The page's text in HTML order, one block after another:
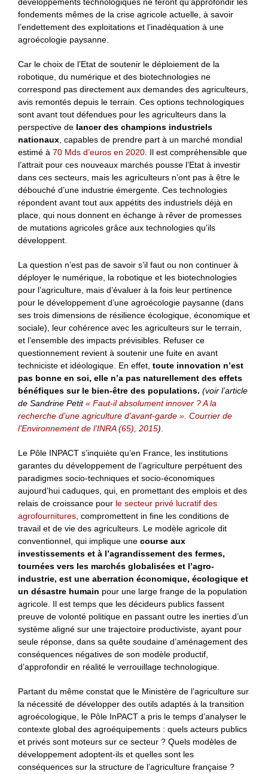
fondements mêmes de la crise agricole actuelle, à savoir
l’endettement des exploitations et l’inadéquation à une
agroécologie paysanne.
Car le choix de l’Etat de soutenir le déploiement de la
robotique, du numérique et des biotechnologies ne
correspond pas directement aux demandes des agriculteurs,
avis remontés depuis le terrain. Ces options technologiques
sont avant tout défendues pour les agriculteurs dans la
perspective de lancer des champions industriels
nationaux , capables de prendre part à un marché mondial
estimé à 70 Mds d’euros en 2020 . Il est compréhensible que
l’attrait pour ces nouveaux marchés pousse l’Etat à investir
dans ces secteurs, mais les agriculteurs n’ont pas à être le
débouché d’une industrie émergente. Ces technologies
répondent avant tout aux appétits des industriels déjà en
place, qui nous donnent en échange à rêver de promesses
de mutations agricoles grâce aux technologies qu’ils
développent.
La question n’est pas de savoir s’il faut ou non continuer à
déployer le numérique, la robotique et les biotechnologies
pour l’agriculture, mais d’évaluer à la fois leur pertinence
pour le développement d’une agroécologie paysanne (dans
ses trois dimensions de résilience écologique, économique et
sociale), leur cohérence avec les agriculteurs sur le terrain,
et l’ensemble des impacts prévisibles. Refuser ce
questionnement revient à soutenir une fuite en avant
techniciste et idéologique. En effet, toute innovation n’est
pas bonne en soi, elle n’a pas naturellement des effets
bénéfiques sur le bien-être des populations. (voir l’article
de Sandrine Petit« Faut-il absolument innover ? A la
recherche d’une agriculture d’avant-garde ». Courrier de
l’Environnement de l’INRA (65), 2015)
Le Pôle INPACT s’inquiète qu’en France, les institutions
garantes du développement de l’agriculture perpétuent des
paradigmes socio-techniques et socio-économiques
aujourd’hui caduques, qui, en promettant des emplois et des
relais de croissance pour le secteur privé lucratif des
agrofournitures , compromettent in fine les conditions de
travail et de vie des agriculteurs. Le modèle agricole dit
conventionnel, qui implique une course aux
investissements et à l’agrandissement des fermes,
tournées vers les marchés globalisées et l’agro-
industrie, est une aberration économique, écologique et
un désastre humain pour une large frange de la population
agricole. Il est temps que les décideurs publics fassent
preuve de volonté politique en passant outre les inerties d’un
système aligné sur une trajectoire productiviste, ayant pour
seule réponse, dans sa quête soudaine d’aménagement des
conséquences négatives de son modèle productif,
d’approfondir en réalité le verrouillage technologique.
Partant du même constat que le Ministère de l’agriculture sur
la nécessité de développer des outils adaptés à la transition
agroécologique, le Pôle InPACT a pris le temps d’analyser le
contexte global des agroéquipements : quels acteurs publics
et privés sont moteurs sur ce secteur ? Quels modèles de
développement adoptent-ils et quelles sont les
conséquences sur la structure de l’agriculture française ?